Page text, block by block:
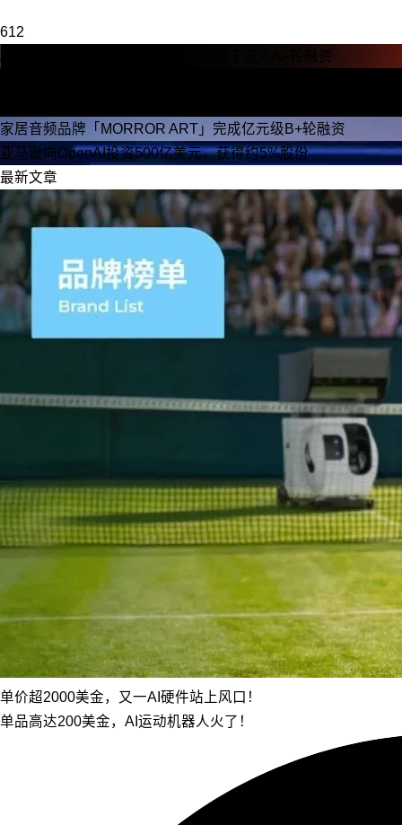
612
AI健康硬件企业「听象科技」完成数千万元A+轮融资
家居音频品牌「MORROR ART」完成亿元级B+轮融资
亚马逊向OpenAI投资500亿美元，获得约5%股份
最新文章
单价超2000美金，又一AI硬件站上风口！
单品高达200美金，AI运动机器人火了！